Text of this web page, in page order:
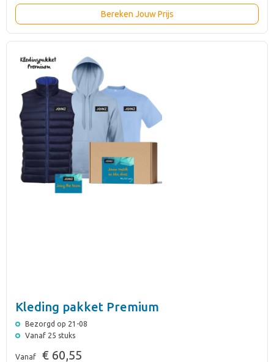
Bereken Jouw Prijs
Kleding pakket Premium
Bezorgd op 21-08
Vanaf 25 stuks
Vanaf € 60,55